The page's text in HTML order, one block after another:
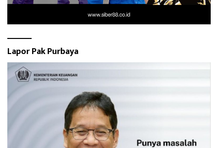
Lapor Pak Purbaya